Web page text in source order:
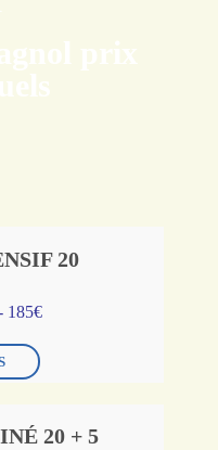
20
185€
20 + 5